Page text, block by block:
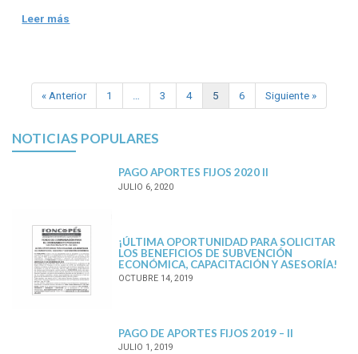
Leer más
« Anterior 1 … 3 4 5 6 Siguiente »
NOTICIAS POPULARES
PAGO APORTES FIJOS 2020 II
JULIO 6, 2020
¡ÚLTIMA OPORTUNIDAD PARA SOLICITAR
LOS BENEFICIOS DE SUBVENCIÓN
ECONÓMICA, CAPACITACIÓN Y ASESORÍA!
OCTUBRE 14, 2019
PAGO DE APORTES FIJOS 2019 – II
JULIO 1, 2019